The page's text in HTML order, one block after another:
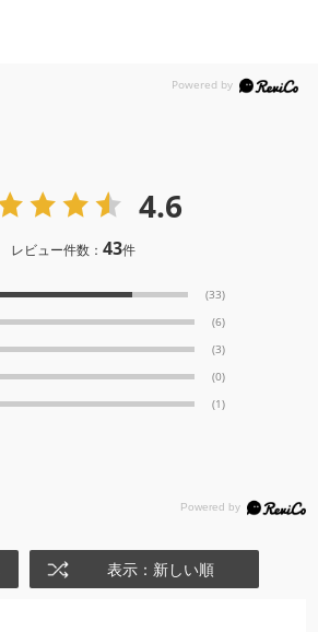
4.6
レビュー件数： 43件
(33)
(6)
(3)
(0)
(1)
表示：新しい順